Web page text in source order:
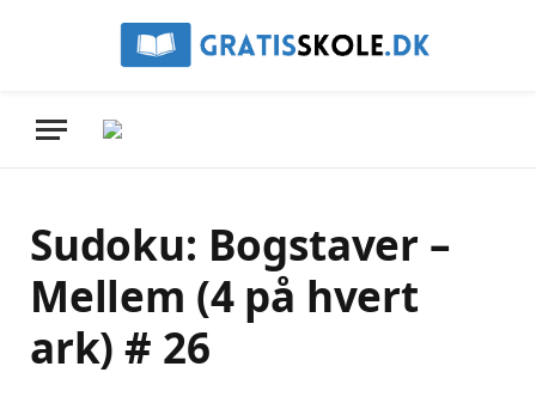
Sudoku: Bogstaver –
Mellem (4 på hvert
ark) # 26